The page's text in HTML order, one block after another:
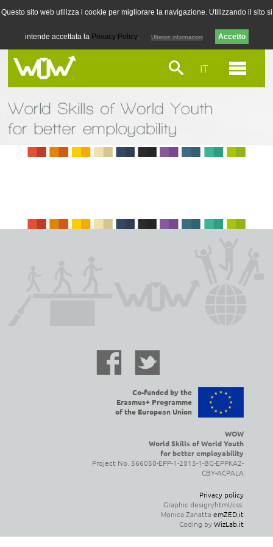
IT
Co-funded by the
Erasmus+ Programme
of the European Union
WOW
World Skills of World Youth
for better employability
Project No. 566050-EPP-1-2015-1-BG-EPPKA2-
CBY-ACPALA
Privacy policy
Graphic design/html/css:
Monica Zanatta emZED.it
Coding byWizLab.it
Questo sito web utilizza i cookie per migliorare la navigazione. Utilizzando il sito si
intende accettata la Privacy Policy. Ulteriori informazioni